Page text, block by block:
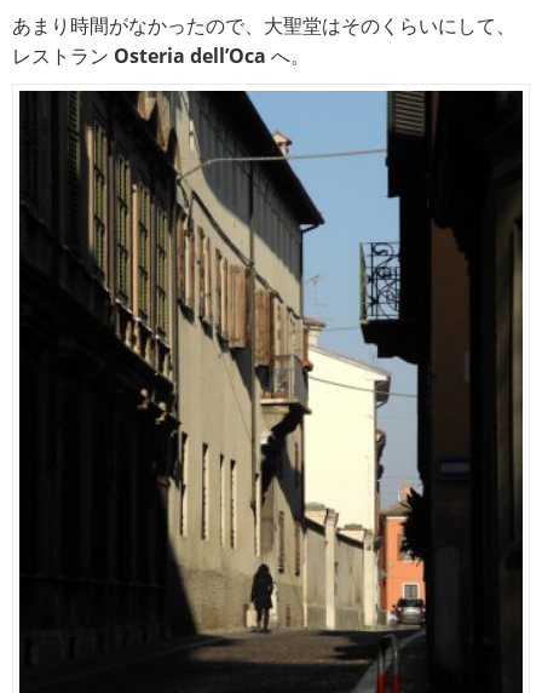
あまり時間がなかったので、大聖堂はそのくらいにして、
レストラン Osteria dell’Oca へ。